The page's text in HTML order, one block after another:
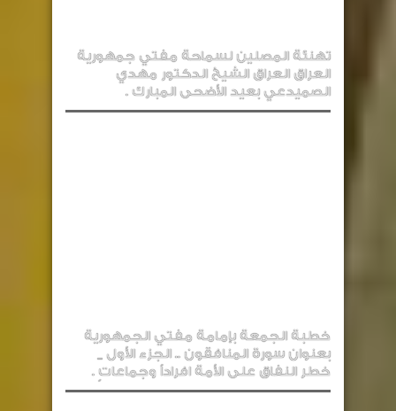
تهنئة المصلين لسماحة مفتي جمهورية
العراق العراق الشيخ الدكتور مهدي
الصميدعي بعيد الأضحى المبارك .
خطبة الجمعة بإمامة مفتي الجمهورية
بعنوان سورة المنافقون .. الجزء الأول _
خطر النفاق على الأمة افراداً وجماعاتٍ .